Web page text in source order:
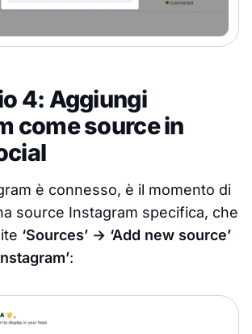
4: Aggiungi
come source in
è connesso, è il momento di
source Instagram specifica, che
‘Sources’ → ‘Add new source’
: